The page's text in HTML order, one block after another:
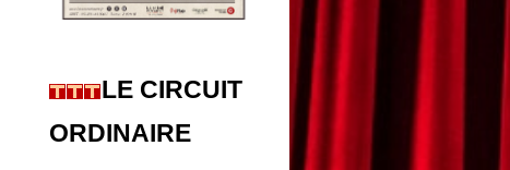
LE CIRCUIT
ORDINAIRE